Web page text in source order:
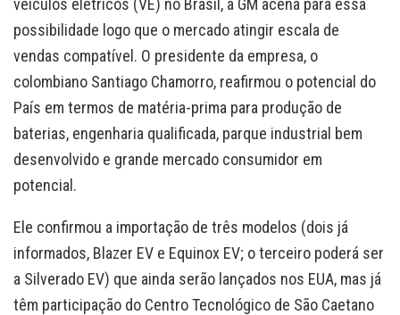
veículos elétricos (VE) no Brasil, a GM acena para essa
possibilidade logo que o mercado atingir escala de
vendas compatível. O presidente da empresa, o
colombiano Santiago Chamorro, reafirmou o potencial do
País em termos de matéria-prima para produção de
baterias, engenharia qualificada, parque industrial bem
desenvolvido e grande mercado consumidor em
potencial.
Ele confirmou a importação de três modelos (dois já
informados, Blazer EV e Equinox EV; o terceiro poderá ser
a Silverado EV) que ainda serão lançados nos EUA, mas já
têm participação do Centro Tecnológico de São Caetano